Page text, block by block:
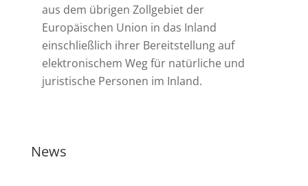
aus dem übrigen Zollgebiet der
Europäischen Union in das Inland
einschließlich ihrer Bereitstellung auf
elektronischem Weg für natürliche und
juristische Personen im Inland.
News